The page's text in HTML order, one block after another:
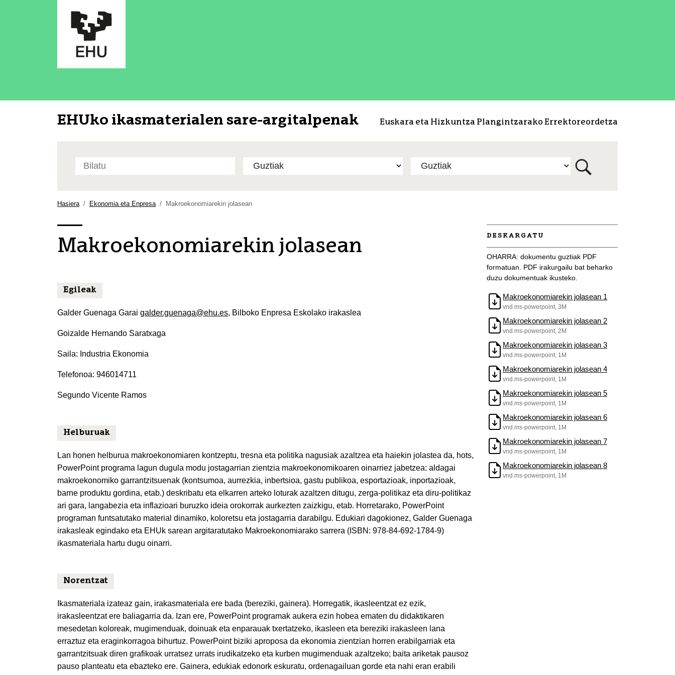
EHUko ikasmaterialen sare-argitalpenak Euskara eta Hizkuntza Plangintzarako Errektoreordetza
atarian
aurreratua…
Hasiera Ekonomia eta Enpresa Makroekonomiarekin jolasean
Makroekonomiarekin jolasean
Egileak
Galder Guenaga Garai galder.guenaga@ehu.es, Bilboko Enpresa Eskolako irakaslea
Goizalde Hernando Saratxaga
Saila: Industria Ekonomia
Telefonoa: 946014711
Segundo Vicente Ramos
Helburuak
Lan honen helburua makroekonomiaren kontzeptu, tresna eta politika nagusiak azaltzea eta haiekin jolastea da, hots,
PowerPoint programa lagun dugula modu jostagarrian zientzia makroekonomikoaren oinarriez jabetzea: aldagai
makroekonomiko garrantzitsuenak (kontsumoa, aurrezkia, inbertsioa, gastu publikoa, esportazioak, inportazioak,
barne produktu gordina, etab.) deskribatu eta elkarren arteko loturak azaltzen ditugu, zerga-politikaz eta diru-politikaz
ari gara, langabezia eta inflazioari buruzko ideia orokorrak aurkezten zaizkigu, etab. Horretarako, PowerPoint
programan funtsatutako material dinamiko, koloretsu eta jostagarria darabilgu. Edukiari dagokionez, Galder Guenaga
irakasleak egindako eta EHUk sarean argitaratutako Makroekonomiarako sarrera (ISBN: 978-84-692-1784-9)
ikasmateriala hartu dugu oinarri.
Norentzat
Ikasmateriala izateaz gain, irakasmateriala ere bada (bereziki, gainera). Horregatik, ikasleentzat ez ezik,
irakasleentzat ere baliagarria da. Izan ere, PowerPoint programak aukera ezin hobea ematen du didaktikaren
mesedetan koloreak, mugimenduak, doinuak eta enparauak txertatzeko, ikasleen eta bereziki irakasleen lana
erraztuz eta eraginkorragoa bihurtuz. PowerPoint biziki aproposa da ekonomia zientzian horren erabilgarriak eta
garrantzitsuak diren grafikoak urratsez urrats irudikatzeko eta kurben mugimenduak azaltzeko; baita ariketak pausoz
pauso planteatu eta ebazteko ere. Gainera, edukiak edonork eskuratu, ordenagailuan gorde eta nahi eran erabili
DESKARGATU
OHARRA: dokumentu guztiak PDF
formatuan. PDF irakurgailu bat beharko
duzu dokumentuak ikusteko.
Makroekonomiarekin jolasean 1
vnd.ms-powerpoint, 3M
Makroekonomiarekin jolasean 2
vnd.ms-powerpoint, 2M
Makroekonomiarekin jolasean 3
vnd.ms-powerpoint, 1M
Makroekonomiarekin jolasean 4
vnd.ms-powerpoint, 1M
Makroekonomiarekin jolasean 5
vnd.ms-powerpoint, 1M
Makroekonomiarekin jolasean 6
vnd.ms-powerpoint, 1M
Makroekonomiarekin jolasean 7
vnd.ms-powerpoint, 1M
Makroekonomiarekin jolasean 8
vnd.ms-powerpoint, 1M